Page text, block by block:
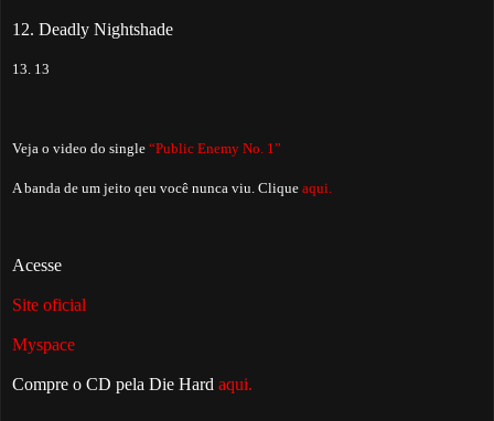
12. Deadly Nightshade
13. 13
Veja o video do single “Public Enemy No. 1”
A banda de um jeito qeu você nunca viu. Clique aqui.
Acesse
Site oficial
Myspace
Compre o CD pela Die Hard aqui.